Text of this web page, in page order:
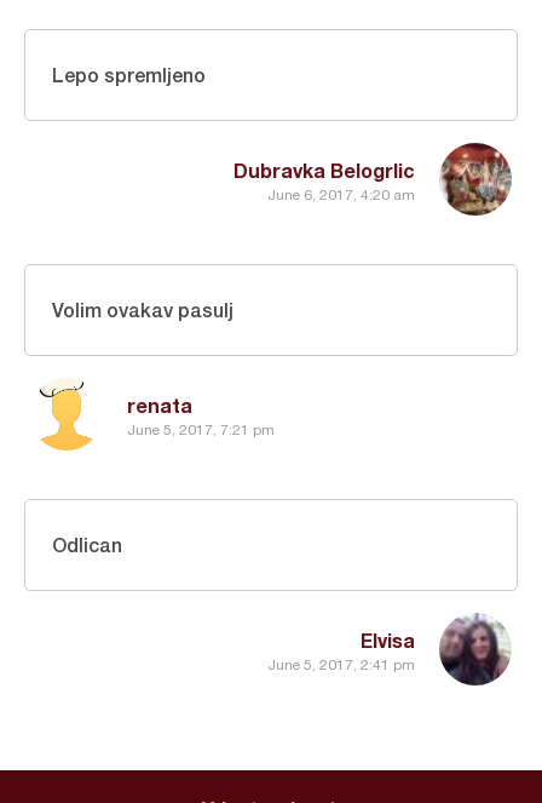
Dubravka Belogrlic
June 6, 2017, 4:20 am
Lepo spremljeno
renata
June 5, 2017, 7:21 pm
Volim ovakav pasulj
Elvisa
June 5, 2017, 2:41 pm
Odlican